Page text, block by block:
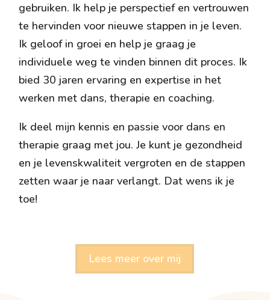
gebruiken. Ik help je perspectief en vertrouwen
te hervinden voor nieuwe stappen in je leven.
Ik geloof in groei en help je graag je
individuele weg te vinden binnen dit proces. Ik
bied 30 jaren ervaring en expertise in het
werken met dans, therapie en coaching.
Ik deel mijn kennis en passie voor dans en
therapie graag met jou. Je kunt je gezondheid
en je levenskwaliteit vergroten en de stappen
zetten waar je naar verlangt. Dat wens ik je
toe!
Lees meer over mij